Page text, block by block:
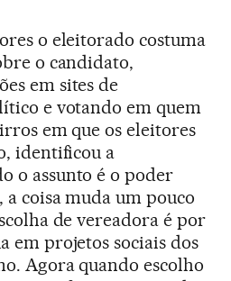
o eleitorado costuma
o candidato,
em sites de
e votando em quem
em que os eleitores
identificou a
o assunto é o poder
coisa muda um pouco
de vereadora é por
em projetos sociais dos
Agora quando escolho